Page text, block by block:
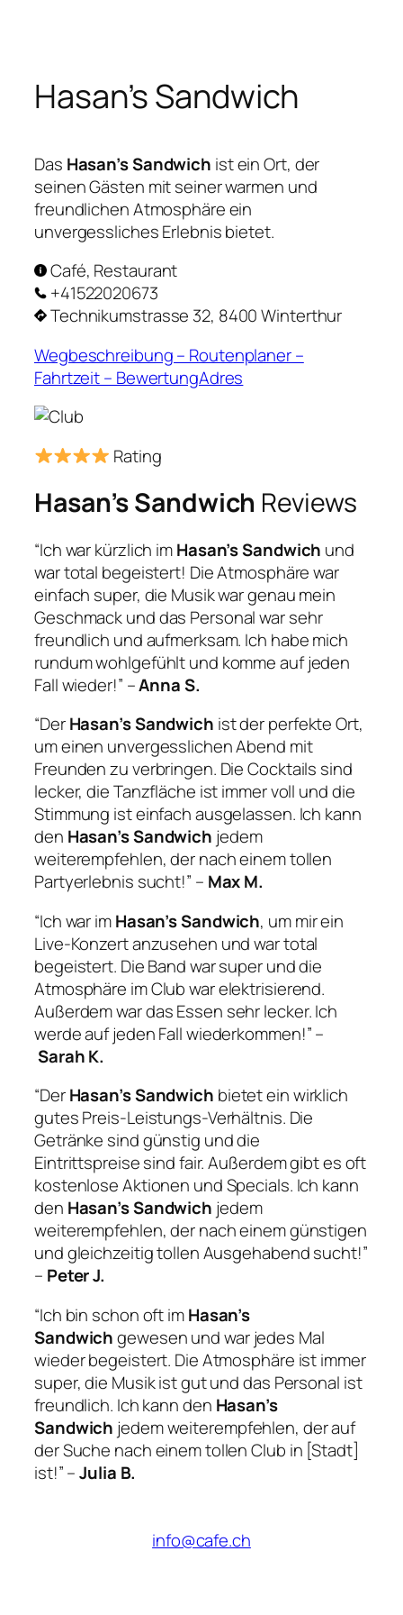
springen
Hasan’s Sandwich
Das Hasan’s Sandwich ist ein Ort, der
seinen Gästen mit seiner warmen und
freundlichen Atmosphäre ein
unvergessliches Erlebnis bietet.
Café, Restaurant
+41522020673
Technikumstrasse 32, 8400 Winterthur
Wegbeschreibung – Routenplaner –
Fahrtzeit – BewertungAdres
Rating
Hasan’s Sandwich Reviews
“Ich war kürzlich imHasan’s Sandwich und
war total begeistert! Die Atmosphäre war
einfach super, die Musik war genau mein
Geschmack und das Personal war sehr
freundlich und aufmerksam. Ich habe mich
rundum wohlgefühlt und komme auf jeden
Fall wieder!” –Anna S.
“DerHasan’s Sandwich ist der perfekte Ort,
um einen unvergesslichen Abend mit
Freunden zu verbringen. Die Cocktails sind
lecker, die Tanzfläche ist immer voll und die
Stimmung ist einfach ausgelassen. Ich kann
den Hasan’s Sandwich jedem
weiterempfehlen, der nach einem tollen
Partyerlebnis sucht!” – Max M.
“Ich war imHasan’s Sandwich, um mir ein
Live-Konzert anzusehen und war total
begeistert. Die Band war super und die
Atmosphäre im Club war elektrisierend.
Außerdem war das Essen sehr lecker. Ich
werde auf jeden Fall wiederkommen!” –
Sarah K.
“DerHasan’s Sandwich bietet ein wirklich
gutes Preis-Leistungs-Verhältnis. Die
Getränke sind günstig und die
Eintrittspreise sind fair. Außerdem gibt es oft
kostenlose Aktionen und Specials. Ich kann
den Hasan’s Sandwich jedem
weiterempfehlen, der nach einem günstigen
und gleichzeitig tollen Ausgehabend sucht!”
– Peter J.
“Ich bin schon oft imHasan’s
Sandwichgewesen und war jedes Mal
wieder begeistert. Die Atmosphäre ist immer
super, die Musik ist gut und das Personal ist
freundlich. Ich kann den Hasan’s
Sandwich jedem weiterempfehlen, der auf
der Suche nach einem tollen Club in [Stadt]
ist!” –Julia B.
info@cafe.ch